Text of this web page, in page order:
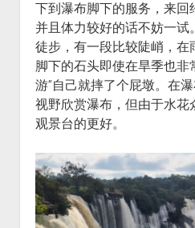
下到瀑布脚下的服务，来回
并且体力较好的话不妨一试
徒步，有一段比较陡峭，在
脚下的石头即使在旱季也非
游”自己就摔了个屁墩。在
视野欣赏瀑布，但由于水花
观景台的更好。